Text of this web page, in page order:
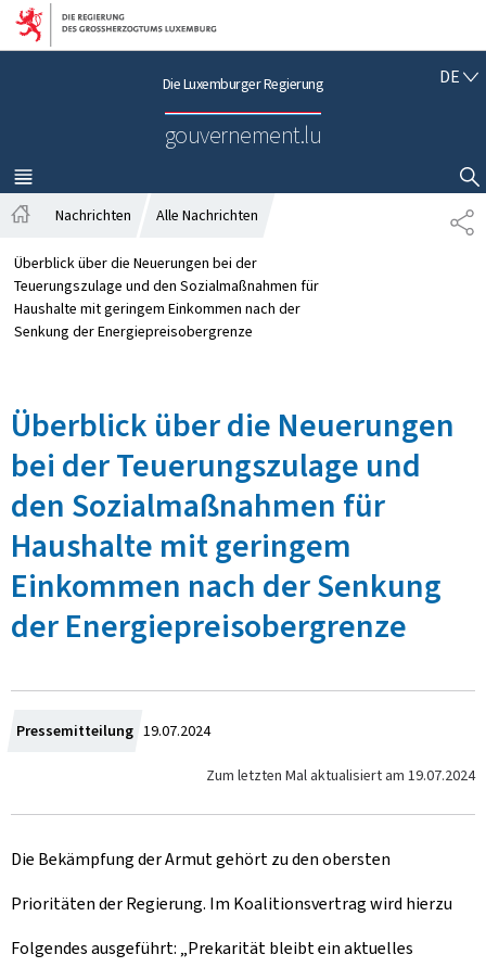
Zur Hauptnavigation
Zum Inhalt
Die Luxemburger Regierung
gouvernement.lu
DED
S
C
H
MENÜ
HAUPT-
SUCHFLED ANZEIGEN / SCHLIESSEN
T
E
t
a
r
t
t
e
Nachrichten Alle Nachrichten
Überblick über die Neuerungen bei der
Teuerungszulage und den Sozialmaßnahmen für
Haushalte mit geringem Einkommen nach der
Senkung der Energiepreisobergrenze
Überblick über die Neuerungen
bei der Teuerungszulage und
den Sozialmaßnahmen für
Haushalte mit geringem
Einkommen nach der Senkung
der Energiepreisobergrenze
Pressemitteilung Z
m
19.07.2024
Zum letzten Mal aktualisiert am 19.07.2024
Die Bekämpfung der Armut gehört zu den obersten
Prioritäten der Regierung. Im Koalitionsvertrag wird hierzu
Folgendes ausgeführt: „Prekarität bleibt ein aktuelles